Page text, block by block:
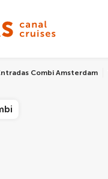
Combi Amsterdam